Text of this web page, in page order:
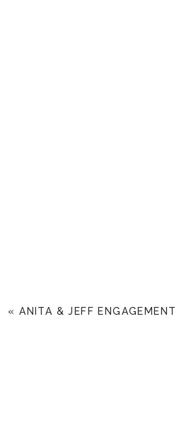
«ANITA & JEFF ENGAGEMENT